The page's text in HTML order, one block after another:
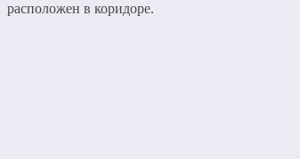
расположен в коридоре.